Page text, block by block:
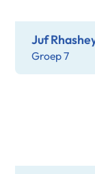
Juf
Groep 7